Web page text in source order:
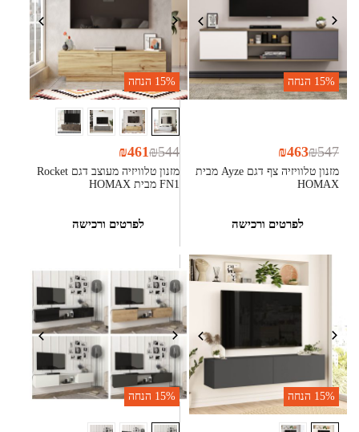
15% הנחה
מזנון טלוויזיה צף דגם Ayze מבית
HOMAX
₪547
₪463
לפרטים ורכישה
15% הנחה
מזנון טלוויזיה מעוצב דגם Rocket
FN1 מבית HOMAX
₪544
₪461
לפרטים ורכישה
15% הנחה 15% הנחה